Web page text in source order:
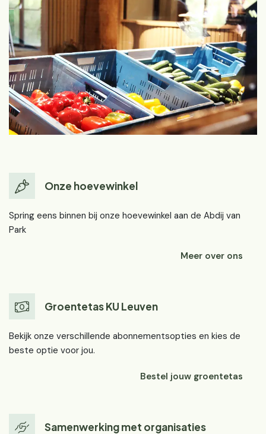
Onze hoevewinkel
Spring eens binnen bij onze hoevewinkel aan de Abdij van
Park
Meer over ons
Groentetas KU Leuven
Bekijk onze verschillende abonnementsopties en kies de
beste optie voor jou.
Bestel jouw groentetas
Samenwerking met organisaties